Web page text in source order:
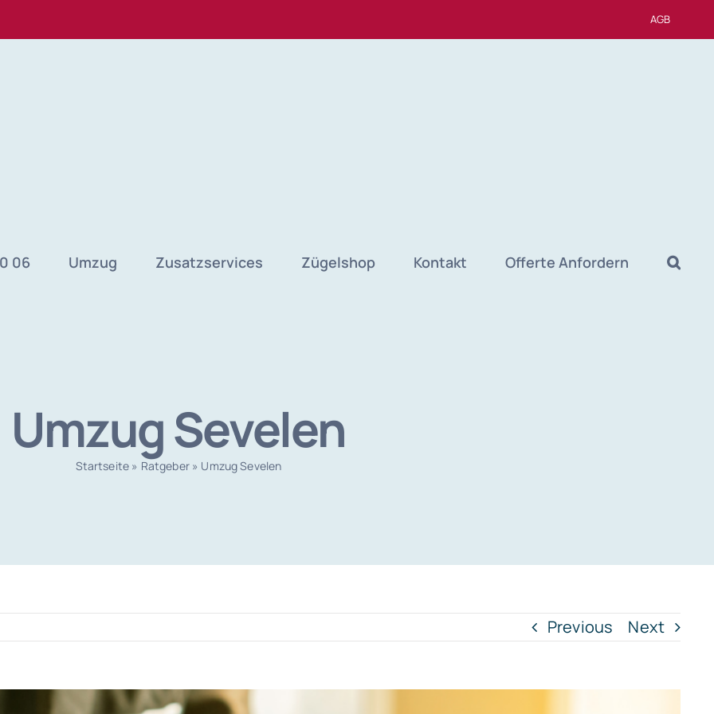
AGB
06 Umzug Zusatzservices Zügelshop Kontakt Offerte Anfordern
Umzug Sevelen
Startseite » Ratgeber» Umzug Sevelen
Previous Next